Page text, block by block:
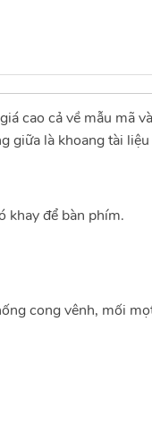
cao cả về mẫu mã
giữa là khoang tài
khay để bàn phím.
cong vênh, mối